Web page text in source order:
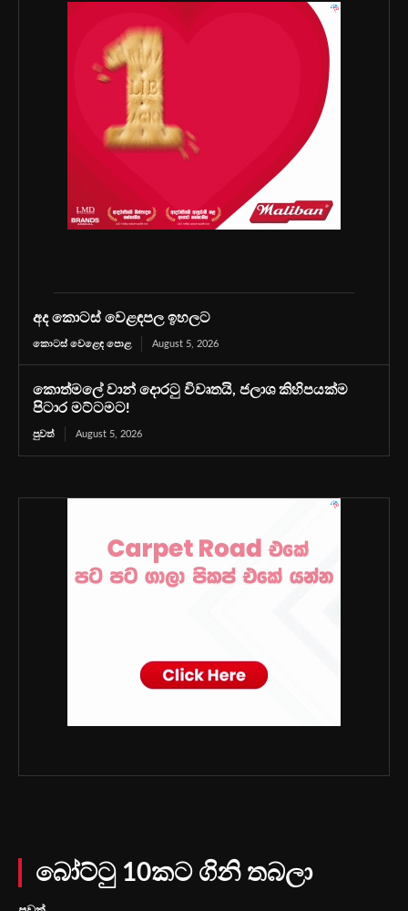
අද කොටස් වෙළඳපල ඉහලට
කොටස් වෙළෙඳ පොළ August 5, 2026
කොත්මලේ වාන් දොරටු විවෘතයි, ජලාශ කිහිපයක්ම
පිටාර මට්ටමට!
පුවත් August 5, 2026